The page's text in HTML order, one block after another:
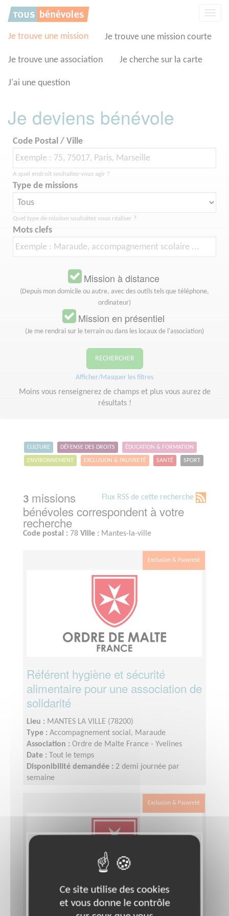
Je trouve une mission Je trouve une mission courte
Je trouve une association Je cherche sur la carte
J'ai une question
Je deviens bénévole
Code Postal / Ville
A quel endroit souhaitez-vous agir ?
Type de missions
Quel type de mission souhaitez vous réaliser ?
Mots clefs
Mission à distance
(Depuis mon domicile ou autre, avec des outils tels que téléphone,
ordinateur)
Mission en présentiel
(Je me rendrai sur le terrain ou dans les locaux de l'association)
RECHERCHER
Afficher/Masquer les filtres
Moins vous renseignerez de champs et plus vous aurez de
résultats !
CULTURE DÉFENSE DES DROITS ÉDUCATION & FORMATION
ENVIRONNEMENT EXCLUSION & PAUVRETÉ SANTÉ SPORT
Flux RSS de cette recherche
3 missions
bénévoles correspondent à votre
recherche
Code postal : 78 Ville : Mantes-la-ville
Exclusion & Pauvreté
Référent hygiène et sécurité
alimentaire pour une association de
solidarité
Lieu : MANTES LA VILLE (78200)
Type : Accompagnement social, Maraude
Association : Ordre de Malte France - Yvelines
Date :
Tout le temps
Disponibilité demandée : 2 demi journée par
semaine
Exclusion & Pauvreté
Panneau de gestion des cookies
Ce site utilise des cookies
et vous donne le contrôle